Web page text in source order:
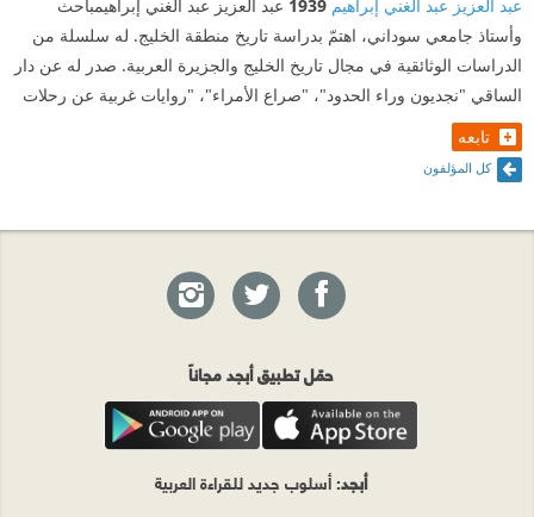
عبد العزيز عبد الغني إبراهيم 1939 عبد العزيز عبد الغني إبراهيمباحث
وأستاذ جامعي سوداني، اهتمّ بدراسة تاريخ منطقة الخليج. له سلسلة من
الدراسات الوثائقية في مجال تاريخ الخليج والجزيرة العربية. صدر له عن دار
الساقي "نجديون وراء الحدود"، "صراع الأمراء"، "روايات غربية عن رحلات
تابعه
كل المؤلفون
حمّل تطبيق أبجد مجاناً
أبجد: أسلوب جديد للقراءة العربية